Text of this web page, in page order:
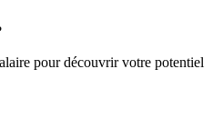
pour découvrir votre potentiel